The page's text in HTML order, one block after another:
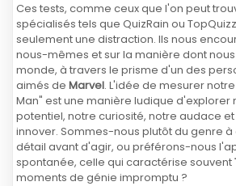
Ces tests, comme ceux que l'on peut
spécialisés tels que QuizRain ou
seulement une distraction. Ils nous
nous-mêmes et sur la manière dont
monde, à travers le prisme d'un des
aimés de Marvel. L'idée de mesurer
Man" est une manière ludique d'explorer
potentiel, notre curiosité, notre audace
innover. Sommes-nous plutôt du genre
détail avant d'agir, ou préférons-nous
spontanée, celle qui caractérise souvent
moments de génie impromptu ?